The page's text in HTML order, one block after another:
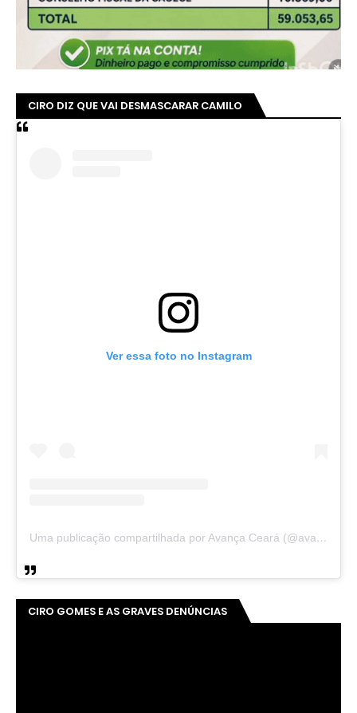
CIRO DIZ QUE VAI DESMASCARAR CAMILO
Ver essa foto no Instagram
Uma publicação compartilhada por Avança Ceará (@avancaceara)
CIRO GOMES E AS GRAVES DENÚNCIAS